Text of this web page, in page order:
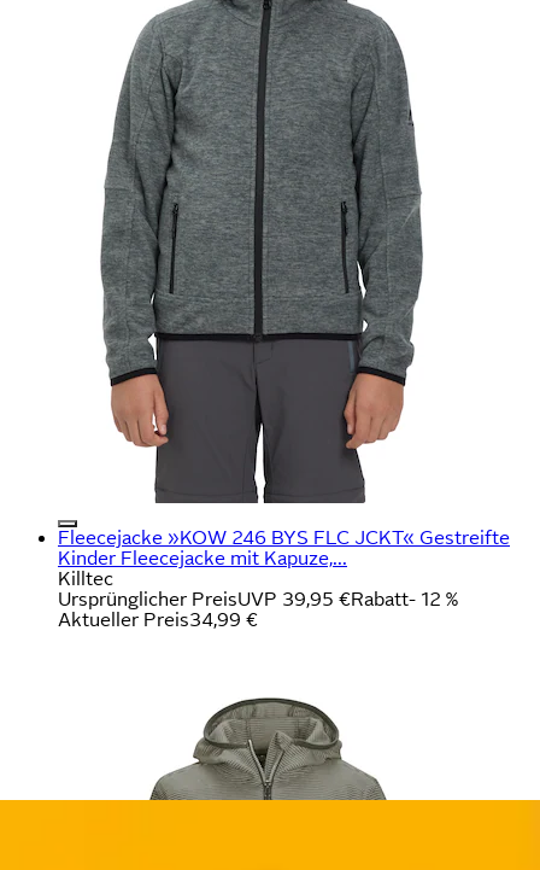
Fleecejacke »KOW 246 BYS FLC JCKT« Gestreifte
Kinder Fleecejacke mit Kapuze,...
Killtec
Ursprünglicher PreisUVP 39,95 €Rabatt- 12 %
Aktueller Preis34,99 €